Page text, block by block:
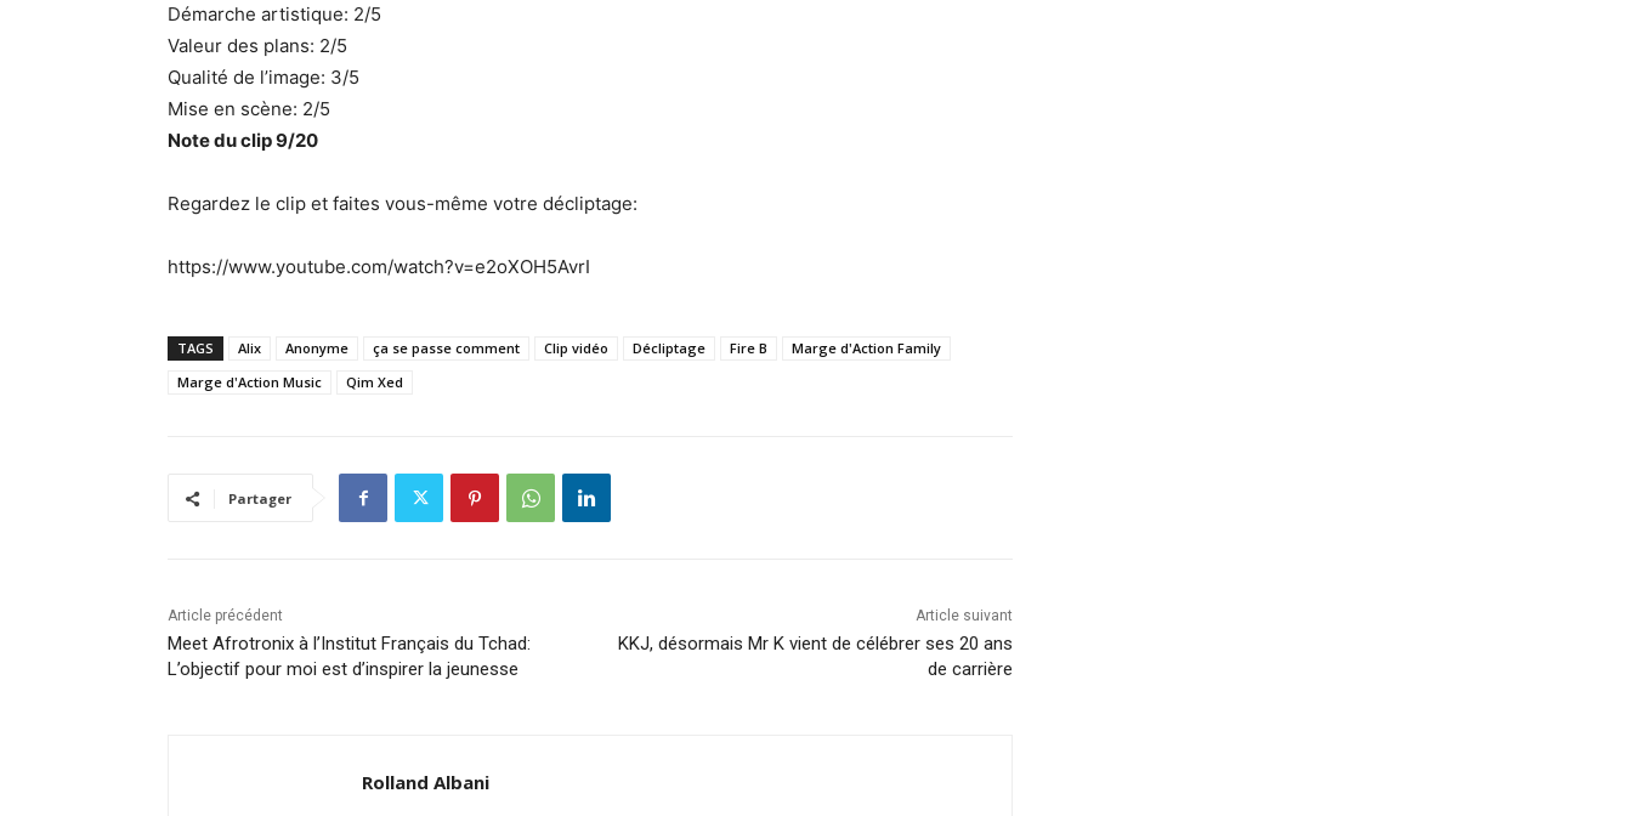
Démarche artistique: 2/5
Valeur des plans: 2/5
Qualité de l’image: 3/5
Mise en scène: 2/5
Note du clip 9/20
Regardez le clip et faites vous-même votre décliptage:
https://www.youtube.com/watch?v=e2oXOH5AvrI
TAGS Alix Anonyme ça se passe comment Clip vidéo Décliptage Fire B
Marge d'Action Family
Marge d'Action Music
Qim Xed
Partager
Article précédent
Meet Afrotronix à l’Institut Français du Tchad:
L’objectif pour moi est d’inspirer la jeunesse
Article suivant
KKJ, désormais Mr K vient de célébrer ses 20 ans
de carrière
Rolland Albani